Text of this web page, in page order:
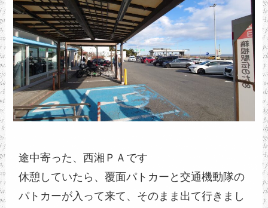
途中寄った、西湘ＰＡです
休憩していたら、覆面パトカーと交通機動隊の
パトカーが入って来て、そのまま出て行きまし